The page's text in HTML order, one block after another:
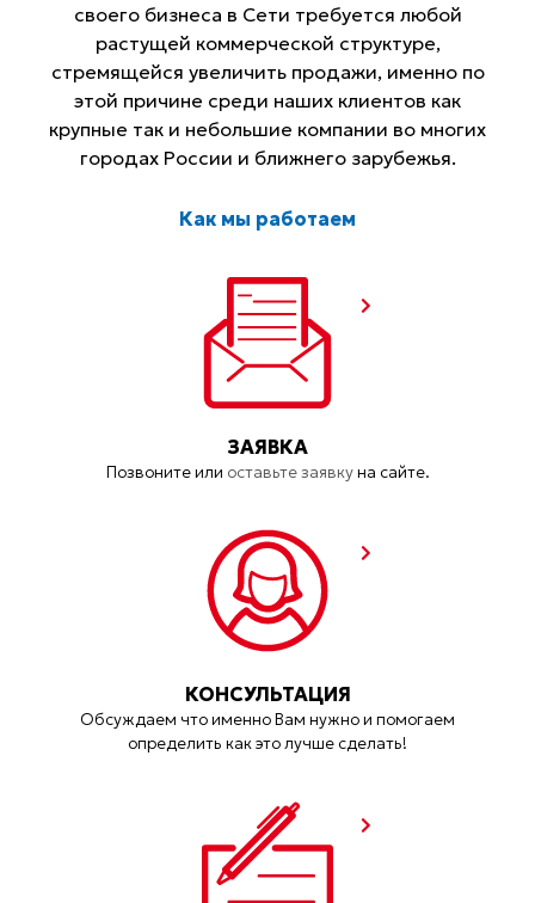
своего бизнеса в Сети требуется любой
растущей коммерческой структуре,
стремящейся увеличить продажи, именно по
этой причине среди наших клиентов как
крупные так и небольшие компании во многих
городах России и ближнего зарубежья.
Как мы работаем
ЗАЯВКА
Позвоните или оставьте заявкуна сайте.
КОНСУЛЬТАЦИЯ
Обсуждаем что именно Вам нужно и помогаем
определить как это лучше сделать!